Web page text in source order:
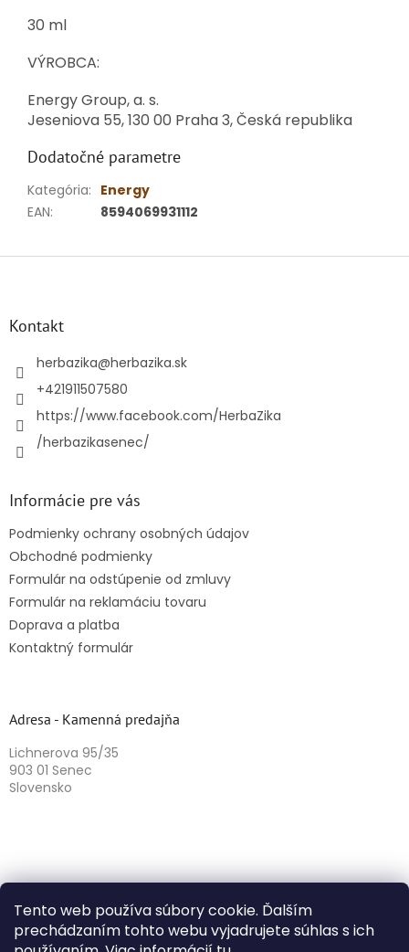
Tento web používa súbory cookie. Ďalším
prechádzaním tohto webu vyjadrujete súhlas s ich
30 ml
VÝROBCA:
Energy Group, a. s.
Jeseniova 55, 130 00 Praha 3, Česká republika
Dodatočné parametre
Kategória: Energy
EAN: 8594069931112
Kontakt
herbazika@herbazika.sk
+421911507580
https://www.facebook.com/HerbaZika
/herbazikasenec/
Informácie pre vás
Podmienky ochrany osobných údajov
Obchodné podmienky
Formulár na odstúpenie od zmluvy
Formulár na reklamáciu tovaru
Doprava a platba
Kontaktný formulár
Adresa - Kamenná predajňa
Lichnerova 95/35
903 01 Senec
Slovensko